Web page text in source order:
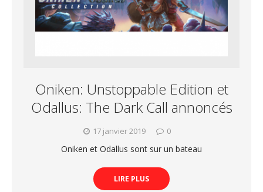
Oniken: Unstoppable Edition et
Odallus: The Dark Call annoncés
17 janvier 2019 0
Oniken et Odallus sont sur un bateau
LIRE PLUS